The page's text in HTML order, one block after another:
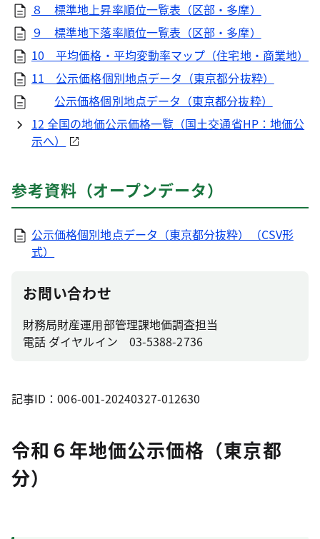
８ 標準地上昇率順位一覧表（区部・多摩）
９ 標準地下落率順位一覧表（区部・多摩）
10 平均価格・平均変動率マップ（住宅地・商業地）
11 公示価格個別地点データ（東京都分抜粋）
公示価格個別地点データ（東京都分抜粋）
12 全国の地価公示価格一覧（国土交通省HP：地価公
示へ）
参考資料（オープンデータ）
公示価格個別地点データ（東京都分抜粋）（CSV形
式）
お問い合わせ
財務局財産運用部管理課地価調査担当
電話 ダイヤルイン 03-5388-2736
記事ID：006-001-20240327-012630
令和６年地価公示価格（東京都
分）